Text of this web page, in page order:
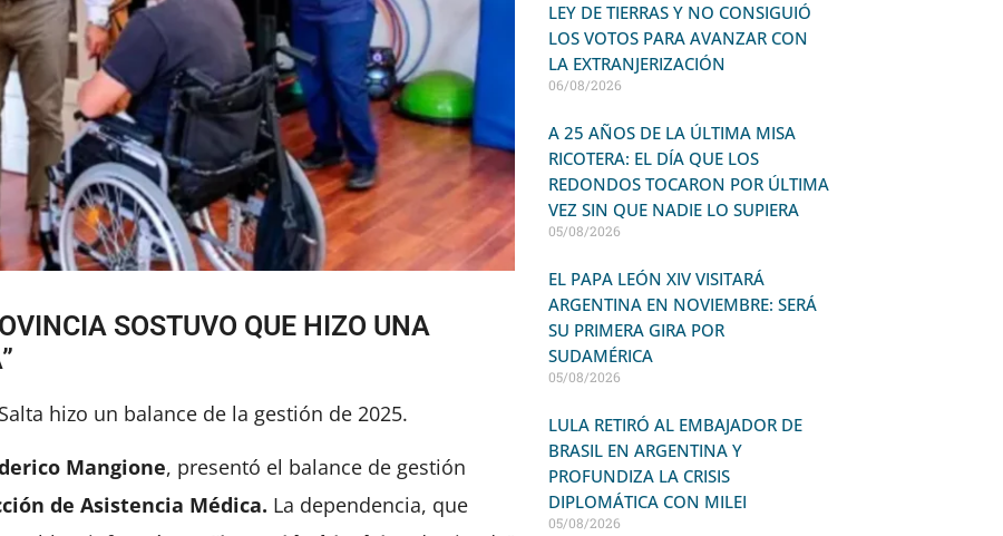
SOSTUVO QUE HIZO UNA
hizo un balance de la gestión de 2025.
Mangione, presentó el balance de gestión
de Asistencia Médica. La dependencia, que
LEY DE TIERRAS Y NO CONSIGUIÓ
LOS VOTOS PARA AVANZAR CON
LA EXTRANJERIZACIÓN
06/08/2026
A 25 AÑOS DE LA ÚLTIMA MISA
RICOTERA: EL DÍA QUE LOS
REDONDOS TOCARON POR ÚLTIMA
VEZ SIN QUE NADIE LO SUPIERA
05/08/2026
EL PAPA LEÓN XIV VISITARÁ
ARGENTINA EN NOVIEMBRE: SERÁ
SU PRIMERA GIRA POR
SUDAMÉRICA
05/08/2026
LULA RETIRÓ AL EMBAJADOR DE
BRASIL EN ARGENTINA Y
PROFUNDIZA LA CRISIS
DIPLOMÁTICA CON MILEI
05/08/2026